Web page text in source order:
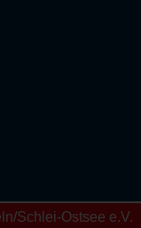
Schlei-Ostsee e.V.